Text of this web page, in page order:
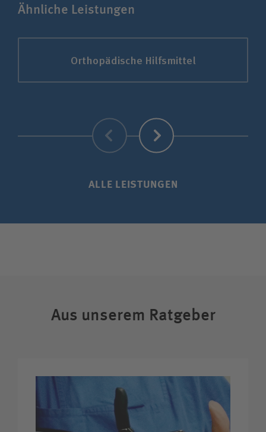
Ähnliche Leistungen
Orthopädische Hilfsmittel
Zurück Weiter
ALLE LEISTUNGEN
Aus unserem Ratgeber